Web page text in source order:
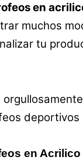
en
muchos
tu
en